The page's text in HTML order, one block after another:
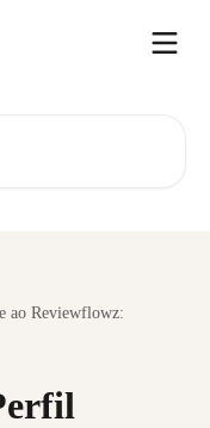
ao Reviewflowz: